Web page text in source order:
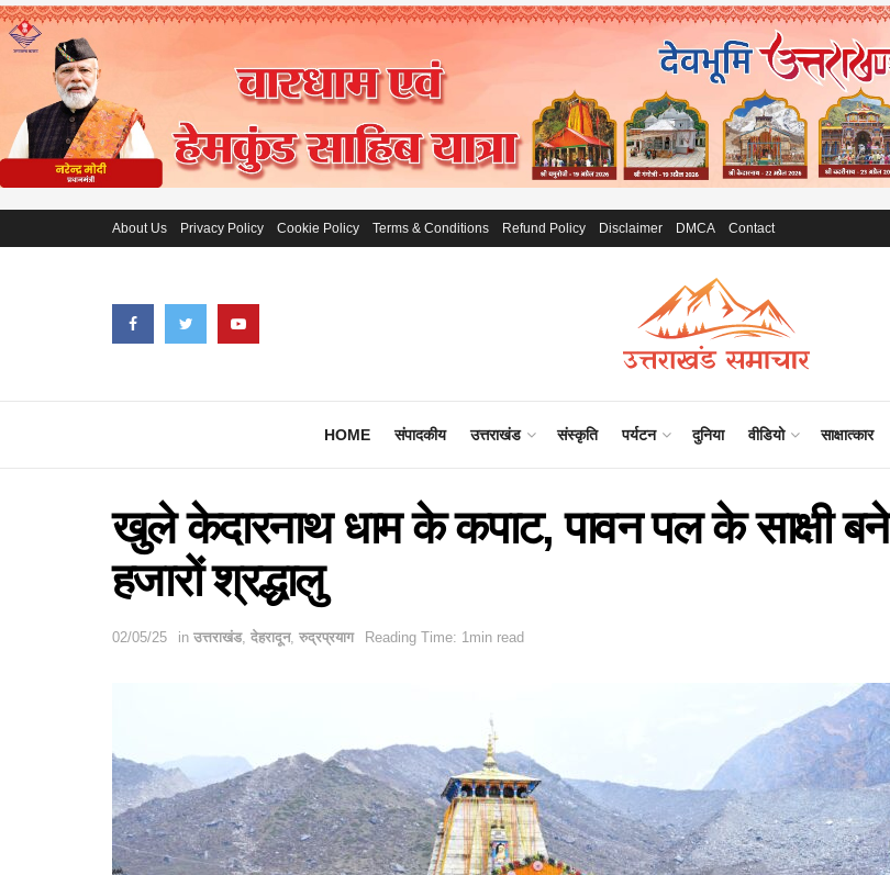
About Us Privacy Policy Cookie Policy Terms & Conditions Refund Policy Disclaimer DMCA Contact
HOME संपादकीय उत्तराखंड संस्कृति पर्यटन दुनिया वीडियो साक्षात्कार
खुले केदारनाथ धाम के कपाट, पावन पल के साक्षी बने
हजारों श्रद्धालु
02/05/25 in उत्तराखंड, देहरादून, रुद्रप्रयाग Reading Time: 1min read